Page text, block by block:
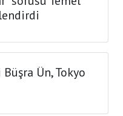
Ün, Tokyo